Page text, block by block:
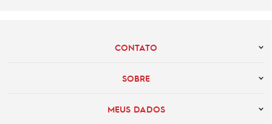
CONTATO
SOBRE
MEUS DADOS